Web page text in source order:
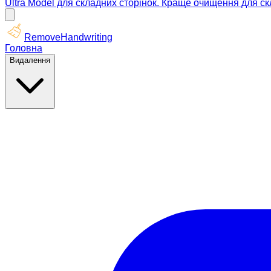
Ultra Model для складних сторінок. Краще очищення для
RemoveHandwriting
Головна
Видалення